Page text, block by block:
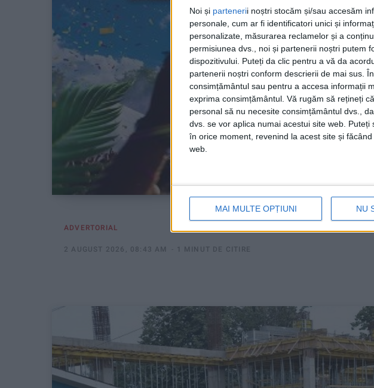
Noi și partenerii noștri stocăm și/sau accesăm
personale, cum ar fi identificatori unici și
personalizate, măsurarea reclamelor și a
permisiunea dvs., noi și partenerii noștri putem
dispozitivului. Puteți da clic pentru a vă da
partenerii noștri conform descrierii de mai sus.
consimțământul sau pentru a accesa informații
exprima consimțământul. Vă rugăm să rețineți
personal să nu necesite consimțământul dvs.,
dvs. se vor aplica numai acestui site web.
în orice moment, revenind la acest site și
web.
MAI MULTE OPȚIUNI NU
ADVERTORIAL
2 AUGUST 2026, 08:43 AM 1 MINUT DE CITIRE